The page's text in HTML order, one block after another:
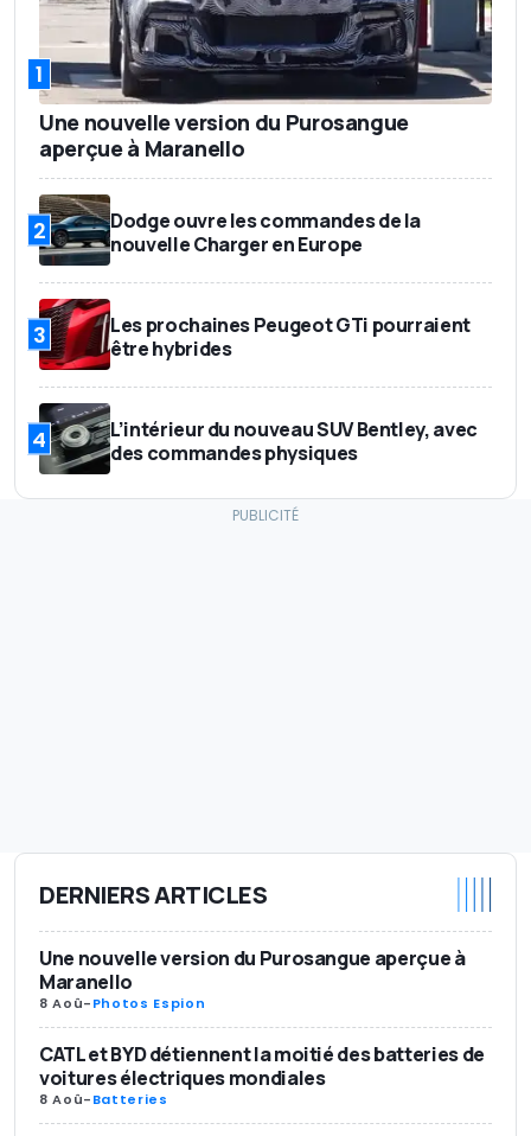
1
Une nouvelle version du Purosangue
aperçue à Maranello
2
Dodge ouvre les commandes de la
nouvelle Charger en Europe
3
Les prochaines Peugeot GTi pourraient
être hybrides
4
L’intérieur du nouveau SUV Bentley, avec
des commandes physiques
DERNIERS ARTICLES
Une nouvelle version du Purosangue aperçue à
Maranello
8 Aoû-Photos Espion
CATL et BYD détiennent la moitié des batteries de
voitures électriques mondiales
8 Aoû-Batteries